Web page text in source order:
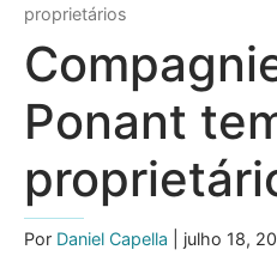
proprietários
Ponant
Por Daniel Capella | julho 18,